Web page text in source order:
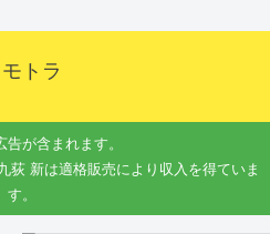
トラ
が含まれます。
荻 新は適格販売により収入を得ていま
す。